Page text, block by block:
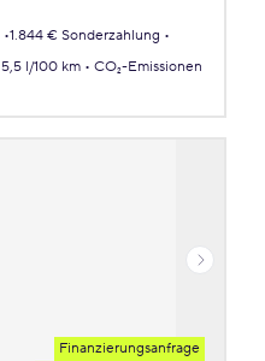
1.844 € Sonderzahlung
5,5 l/100 km
CO₂-Emissionen
Finanzierungsanfrage